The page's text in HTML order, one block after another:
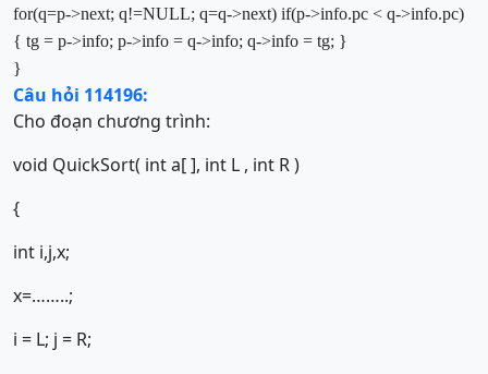
for(q=p->next; q!=NULL; q=q->next) if(p->info.pc < q->info.pc)
{ tg = p->info; p->info = q->info; q->info = tg; }
}
Câu hỏi 114196:
Cho đoạn chương trình:
void QuickSort( int a[ ], int L , int R )
{
int i,j,x;
x=……..;
i = L; j = R;